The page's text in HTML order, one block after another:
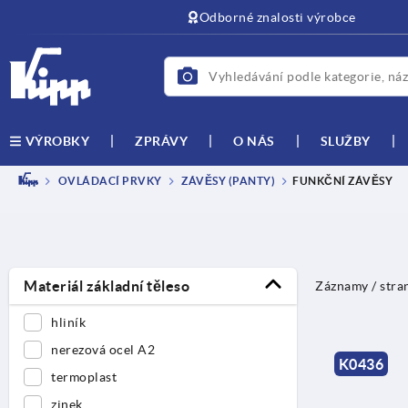
Odborné znalosti výrobce
VÝROBKY ZPRÁVY O NÁS SLUŽBY
OVLÁDACÍ PRVKY ZÁVĚSY (PANTY) FUNKČNÍ ZÁVĚSY
Materiál základní těleso
hliník
nerezová ocel A2
termoplast
zinek
Záznamy /
K0436